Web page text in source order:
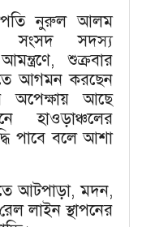
নুরুল আলম
সংসদ সদস্য
শুক্রবার
আগমন করছেন
অপেক্ষায় আছে
হাওড়াঞ্চলের
পাবে বলে আশা
আটপাড়া, মদন,
লাইন স্থাপনের